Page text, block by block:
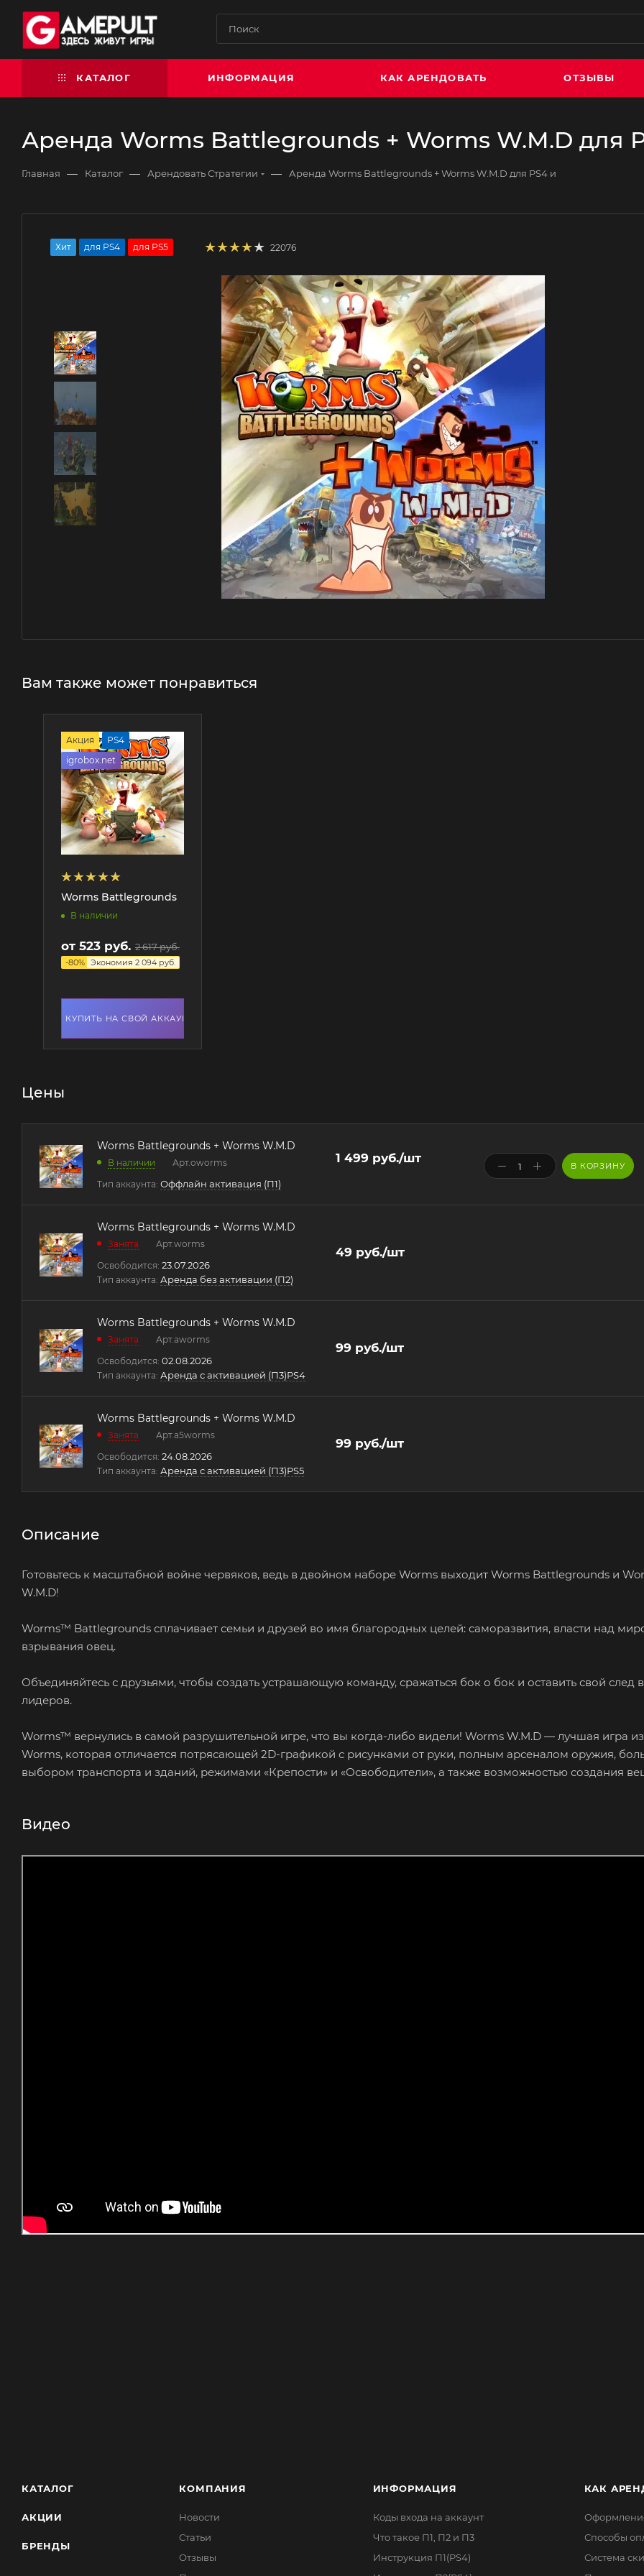
КАТАЛОГ ИНФОРМАЦИЯ КАК АРЕНДОВАТЬ ОТЗЫВЫ
Аренда Worms Battlegrounds + Worms W.M.D для
Главная — Каталог — Арендовать Стратегии — Аренда Worms Battlegrounds + Worms W.M.D для PS4 и
Хит для PS4 для PS5 22076
Вам также может понравиться
Акция
PS4
igrobox.net
Worms Battlegrounds
В наличии
от 523 руб. 2 617 руб.
-80% Экономия 2 094 руб.
КУПИТЬ НА СВОЙ АККАУНТ
Цены
Worms Battlegrounds + Worms W.M.D
В наличии Арт.oworms
Тип аккаунта: Оффлайн активация (П1)
1 499 руб./шт
В КОРЗИНУ
Worms Battlegrounds + Worms W.M.D
Занята Арт.worms
Освободится: 23.07.2026
Тип аккаунта: Аренда без активации (П2)
49 руб./шт
Worms Battlegrounds + Worms W.M.D
Занята Арт.aworms
Освободится: 02.08.2026
Тип аккаунта: Аренда с активацией (П3)PS4
99 руб./шт
Worms Battlegrounds + Worms W.M.D
Занята Арт.a5worms
Освободится: 24.08.2026
Тип аккаунта: Аренда с активацией (П3)PS5
99 руб./шт
Описание
Готовьтесь к масштабной войне червяков, ведь в двойном наборе Worms выходит Worms Battlegrounds и
W.M.D!
Worms™ Battlegrounds сплачивает семьи и друзей во имя благородных целей: саморазвития, власти над
взрывания овец.
Объединяйтесь с друзьями, чтобы создать устрашающую команду, сражаться бок о бок и оставить свой след
лидеров.
Worms™ вернулись в самой разрушительной игре, что вы когда-либо видели! Worms W.M.D — лучшая игра
Worms, которая отличается потрясающей 2D-графикой с рисунками от руки, полным арсеналом оружия,
выбором транспорта и зданий, режимами «Крепости» и «Освободители», а также возможностью создания
Видео
КАТАЛОГ
АКЦИИ
БРЕНДЫ
КОМПАНИЯ
Новости
Статьи
Отзывы
ИНФОРМАЦИЯ
Коды входа на аккаунт
Что такое П1, П2 и П3
Инструкция П1(PS4)
КАК
Способы
Система